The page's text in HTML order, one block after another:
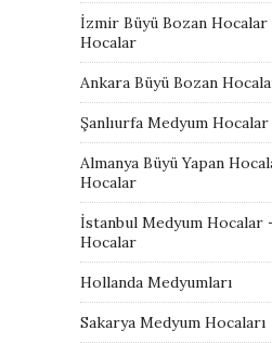
İzmir Büyü Bozan Hocalar
Hocalar
Ankara Büyü Bozan
Şanlıurfa Medyum Hocalar
Almanya Büyü Yapan
Hocalar
İstanbul Medyum Hocalar
Hocalar
Hollanda Medyumları
Sakarya Medyum Hocaları